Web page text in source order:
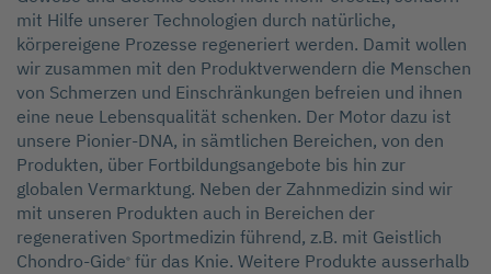
mit Hilfe unserer Technologien durch natürliche,
körpereigene Prozesse regeneriert werden. Damit wollen
wir zusammen mit den Produktverwendern die Menschen
von Schmerzen und Einschränkungen befreien und ihnen
eine neue Lebensqualität schenken. Der Motor dazu ist
unsere Pionier-DNA, in sämtlichen Bereichen, von den
Produkten, über Fortbildungsangebote bis hin zur
globalen Vermarktung. Neben der Zahnmedizin sind wir
mit unseren Produkten auch in Bereichen der
regenerativen Sportmedizin führend, z.B. mit Geistlich
Chondro-Gide® für das Knie. Weitere Produkte ausserhalb